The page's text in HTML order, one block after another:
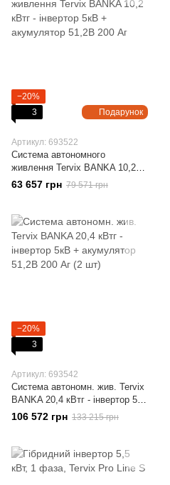
Подарунок
−20%
3
Артикул: 693522
Система автономного
живлення Tervix BANKA 10,2
кВтг - інвертор 5кВ +
акумулятор 51,2В 200 Аг
63 657 грн 79 571 грн
−20%
3
Артикул: 693542
Система автономн. жив. Tervix
BANKA 20,4 кВтг - інвертор 5кВ
+ акумулятор 51,2В 200 Аг (2
106 572 грн 133 215 грн